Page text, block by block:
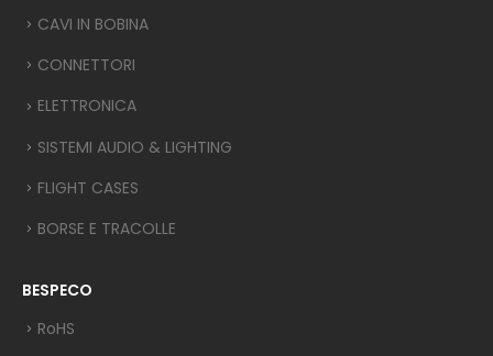
CAVI IN BOBINA
CONNETTORI
ELETTRONICA
SISTEMI AUDIO & LIGHTING
FLIGHT CASES
BORSE E TRACOLLE
BESPECO
RoHS